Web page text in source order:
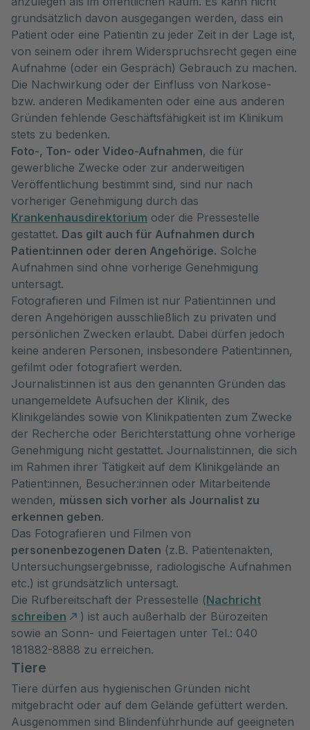
grundsätzlich davon ausgegangen werden, dass ein
Patient oder eine Patientin zu jeder Zeit in der Lage ist,
von seinem oder ihrem Widerspruchsrecht gegen eine
Aufnahme (oder ein Gespräch) Gebrauch zu machen.
Die Nachwirkung oder der Einfluss von Narkose-
bzw. anderen Medikamenten oder eine aus anderen
Gründen fehlende Geschäftsfähigkeit ist im Klinikum
stets zu bedenken.
Foto-, Ton- oder Video-Aufnahmen, die für
gewerbliche Zwecke oder zur anderweitigen
Veröffentlichung bestimmt sind, sind nur nach
vorheriger Genehmigung durch das
Krankenhausdirektorium oder die Pressestelle
gestattet. Das gilt auch für Aufnahmen durch
Patient:innen oder deren Angehörige. Solche
Aufnahmen sind ohne vorherige Genehmigung
untersagt.
Fotografieren und Filmen ist nur Patient:innen und
deren Angehörigen ausschließlich zu privaten und
persönlichen Zwecken erlaubt. Dabei dürfen jedoch
keine anderen Personen, insbesondere Patient:innen,
gefilmt oder fotografiert werden.
Journalist:innen ist aus den genannten Gründen das
unangemeldete Aufsuchen der Klinik, des
Klinikgeländes sowie von Klinikpatienten zum Zwecke
der Recherche oder Berichterstattung ohne vorherige
Genehmigung nicht gestattet. Journalist:innen, die sich
im Rahmen ihrer Tätigkeit auf dem Klinikgelände an
Patient:innen, Besucher:innen oder Mitarbeitende
wenden, müssen sich vorher als Journalist zu
erkennen geben.
Das Fotografieren und Filmen von
personenbezogenen Daten (z.B. Patientenakten,
Untersuchungsergebnisse, radiologische Aufnahmen
etc.) ist grundsätzlich untersagt.
Die Rufbereitschaft der Pressestelle (Nachricht
schreiben
) ist auch außerhalb der Bürozeiten
sowie an Sonn- und Feiertagen unter Tel.: 040
181882-8888 zu erreichen.
Tiere
Tiere dürfen aus hygienischen Gründen nicht
mitgebracht oder auf dem Gelände gefüttert werden.
Ausgenommen sind Blindenführhunde auf geeigneten